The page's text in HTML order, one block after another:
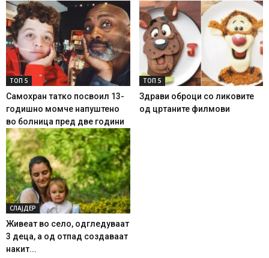
ТОП 5
Самохран татко посвоил 13-
годишно момче напуштено
во болница пред две години
ТОП 5
Здрави оброци со ликовите
од цртаните филмови
СЛАЈДЕР
Живеат во село, одгледуваат
3 деца, а од отпад создаваат
накит...